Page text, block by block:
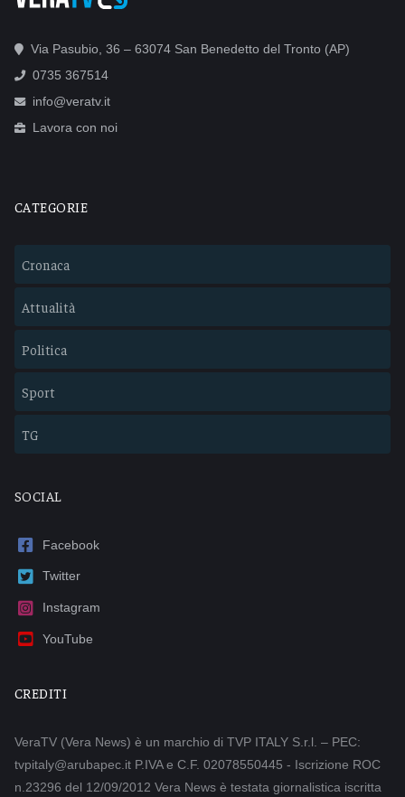
Via Pasubio, 36 – 63074 San Benedetto del Tronto (AP)
0735 367514
info@veratv.it
Lavora con noi
CATEGORIE
Cronaca
Attualità
Politica
Sport
TG
SOCIAL
Facebook
Twitter
Instagram
YouTube
CREDITI
VeraTV (Vera News) è un marchio di TVP ITALY S.r.l. – PEC:
tvpitaly@arubapec.it P.IVA e C.F. 02078550445 - Iscrizione ROC
n.23296 del 12/09/2012 Vera News è testata giornalistica iscritta